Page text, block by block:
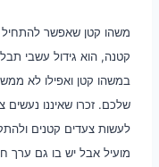
משהו קטן שאפשר להתחיל
קטנה, הוא גידול עשבי
במשהו קטן ואפילו לא
שלכם. זכרו שאיננו
לעשות צעדים קטנים
מועיל אבל יש בו גם ערך